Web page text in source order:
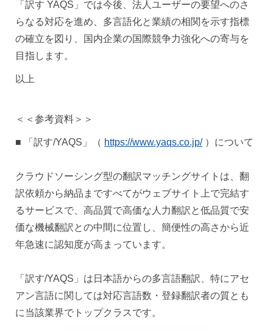
「訳す YAQS」では今後、法人ユーザーの要望へのさ
らなる対応を進め、多言語化と業績の相関を示す指標
の確立を図り、国内企業の国際競争力強化への寄与を
目指します。
以上
＜＜参考資料＞＞
■ 「訳す/YAQS」（ https://www.yaqs.co.jp/）について
クラウドソーシング型の翻訳マッチングサイトは、翻
訳依頼から納品まですべてがウェブサイト上で完結す
るサービスで、高品質で高価な人力翻訳と低品質で安
価な機械翻訳との中間に位置し、簡便性の高さから近
年急速に認知度が高まっています。
「訳す/YAQS」は日本語からの多言語翻訳、特にアセ
アン言語に関しては対応言語数・登録翻訳者の質とも
に当該業界でトップクラスです。